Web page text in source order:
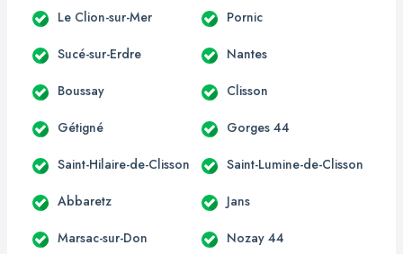
Le Clion-sur-Mer Pornic
Sucé-sur-Erdre Nantes
Boussay Clisson
Gétigné Gorges 44
Saint-Hilaire-de-Clisson Saint-Lumine-de-Clisson
Abbaretz Jans
Marsac-sur-Don Nozay 44